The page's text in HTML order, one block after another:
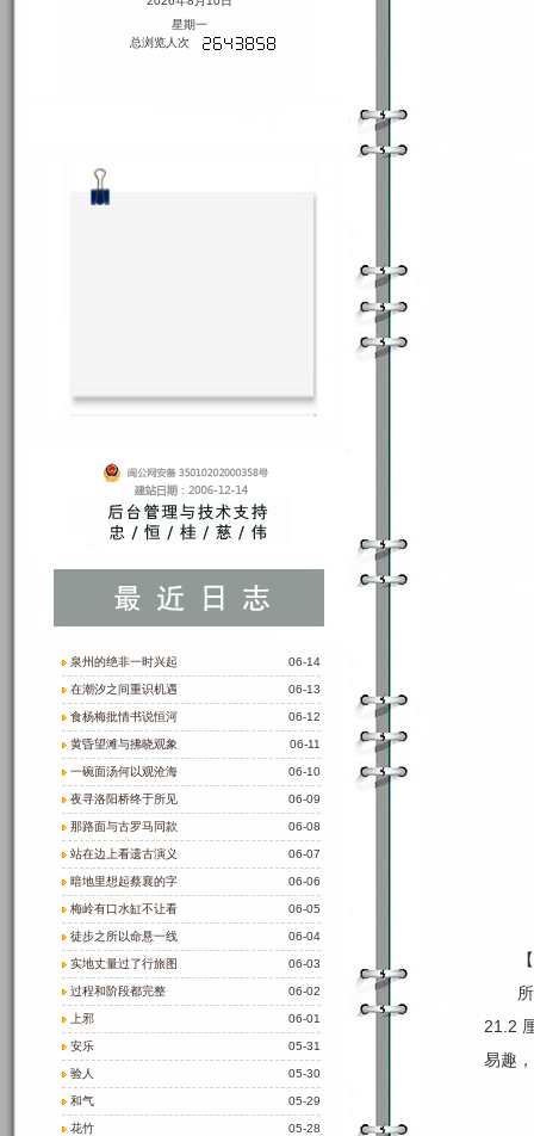
星期一
总浏览人次
06-14
泉州的绝非一时兴起
06-13
在潮汐之间重识机遇
06-12
食杨梅批情书说恒河
06-11
黄昏望滩与拂晓观象
06-10
一碗面汤何以观沧海
06-09
夜寻洛阳桥终于所见
06-08
那路面与古罗马同款
06-07
站在边上看遗古演义
06-06
暗地里想起蔡襄的字
06-05
梅岭有口水缸不让看
06-04
徒步之所以命悬一线
06-03
实地丈量过了行旅图
06-02
过程和阶段都完整
06-01
上邪
05-31
安乐
05-30
验人
05-29
和气
05-28
花竹
21.2
易趣